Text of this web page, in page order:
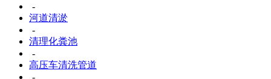
-
河道清淤
-
清理化粪池
-
高压车清洗管道
-